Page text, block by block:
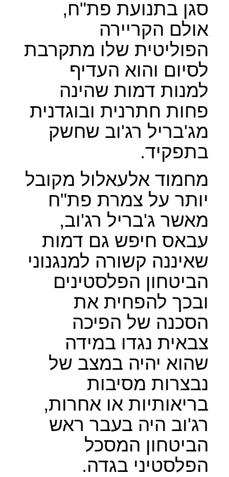
סגן בתנועת פת"ח,
אולם הקריירה
הפוליטית שלו מתקרבת
לסיום והוא העדיף
למנות דמות שהינה
פחות חתרנית ובוגדנית
מג'בריל רג'וב שחשק
בתפקיד.
מחמוד אלעאלול מקובל
יותר על צמרת פת"ח
מאשר ג'בריל רג'וב,
עבאס חיפש גם דמות
שאיננה קשורה למנגנוני
הביטחון הפלסטינים
ובכך להפחית את
הסכנה של הפיכה
צבאית נגדו במידה
שהוא יהיה במצב של
נבצרות מסיבות
בריאותיות או אחרות,
רג'וב היה בעבר ראש
הביטחון המסכל
הפלסטיני בגדה.